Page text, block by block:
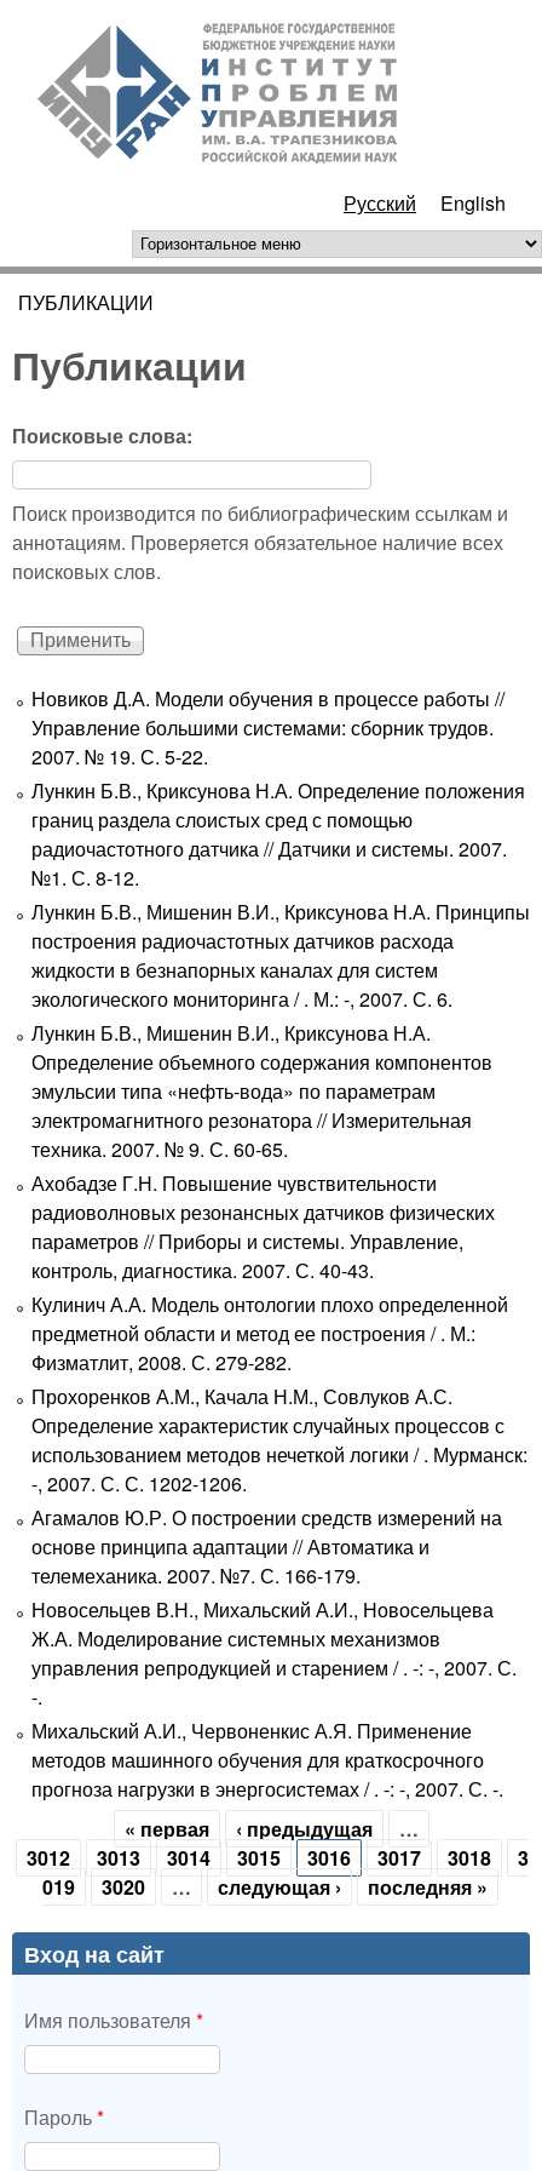
Перейти к основному
содержанию
РАН
Русский English
горизонтальное меню
Вы здесь
ПУБЛИКАЦИИ
Публикации
Поисковые слова:
Поиск производится по библиографическим ссылкам и
аннотациям. Проверяется обязательное наличие всех
поисковых слов.
Новиков Д.А. Модели обучения в процессе работы //
Управление большими системами: сборник трудов.
2007. № 19. С. 5-22.
Лункин Б.В., Криксунова Н.А. Определение положения
границ раздела слоистых сред с помощью
радиочастотного датчика // Датчики и системы. 2007.
№1. С. 8-12.
Лункин Б.В., Мишенин В.И., Криксунова Н.А. Принципы
построения радиочастотных датчиков расхода
жидкости в безнапорных каналах для систем
экологического мониторинга / . М.: -, 2007. С. 6.
Лункин Б.В., Мишенин В.И., Криксунова Н.А.
Определение объемного содержания компонентов
эмульсии типа «нефть-вода» по параметрам
электромагнитного резонатора // Измерительная
техника. 2007. № 9. С. 60-65.
Ахобадзе Г.Н. Повышение чувствительности
радиоволновых резонансных датчиков физических
параметров // Приборы и системы. Управление,
контроль, диагностика. 2007. С. 40-43.
Кулинич А.А. Модель онтологии плохо определенной
предметной области и метод ее построения / . М.:
Физматлит, 2008. С. 279-282.
Прохоренков А.М., Качала Н.М., Совлуков А.С.
Определение характеристик случайных процессов с
использованием методов нечеткой логики / . Мурманск:
-, 2007. С. С. 1202-1206.
Агамалов Ю.Р. О построении средств измерений на
основе принципа адаптации // Автоматика и
телемеханика. 2007. №7. С. 166-179.
Новосельцев В.Н., Михальский А.И., Новосельцева
Ж.А. Моделирование системных механизмов
управления репродукцией и старением / . -: -, 2007. С.
-.
Михальский А.И., Червоненкис А.Я. Применение
методов машинного обучения для краткосрочного
прогноза нагрузки в энергосистемах / . -: -, 2007. С. -.
Страницы
« первая ‹ предыдущая
…
3012
3013 3014 3015 3016 3017 3018
3
019
3020 … следующая › последняя »
Вход на сайт
Имя пользователя *
Пароль*